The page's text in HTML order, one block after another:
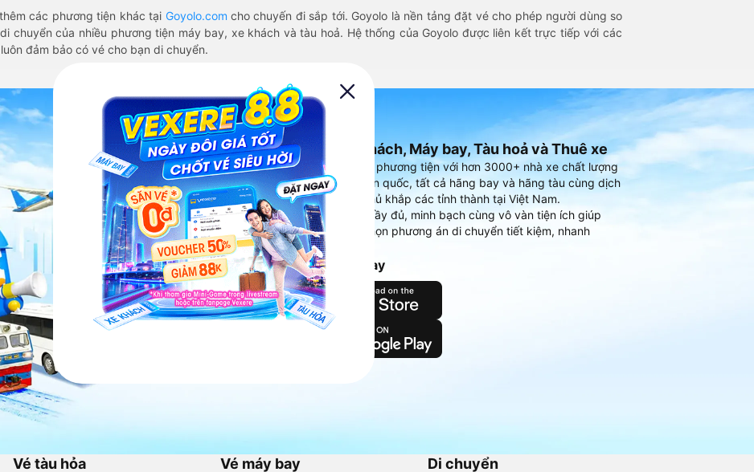
các phương tiện khác tại Goyolo.com cho chuyến đi sắp tới. Goyolo là nền tảng đặt vé cho phép người dùng so
chuyển của nhiều phương tiện máy bay, xe khách và tàu hoả. Hệ thống của Goyolo được liên kết trực tiếp với các
đảm bảo có vé cho bạn di chuyển.
Ứng dụng đặt vé Xe khách, Máy bay, Tàu hoả và Thuê xe
Vexere - ứng dụng đặt vé đa phương tiện với hơn 3000+ nhà xe chất lượng
cao, 5000+ tuyến đường toàn quốc, tất cả hãng bay và hãng tàu cùng dịch
vụ thuê xe máy, xe du lịch phủ khắp các tỉnh thành tại Việt Nam.
Ứng dụng hiển thị thông tin đầy đủ, minh bạch cùng vô vàn tiện ích giúp
người dùng so sánh và lựa chọn phương án di chuyển tiết kiệm, nhanh
chóng và phù hợp nhất.
Tải ứng dụng Vexere ngay
Vé tàu hỏa Vé máy bay Di chuyển